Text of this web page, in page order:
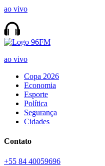
ao vivo
ao vivo
Copa 2026
Economia
Esporte
Política
Segurança
Cidades
Contato
+55 84 40059696